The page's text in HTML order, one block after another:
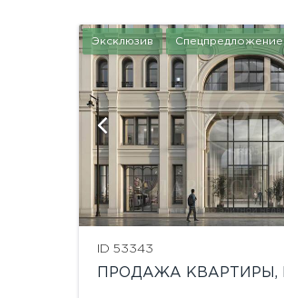
Эксклюзив Спецпредложение
ID 53343
ПРОДАЖА КВАРТИРЫ,